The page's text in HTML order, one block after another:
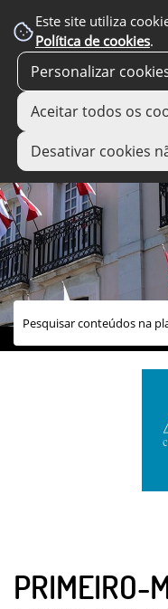
Este site utiliza
Política de cookies.
Personalizar
Aceitar todos os
Desativar cookies
links úteis
PRIMEIRO-